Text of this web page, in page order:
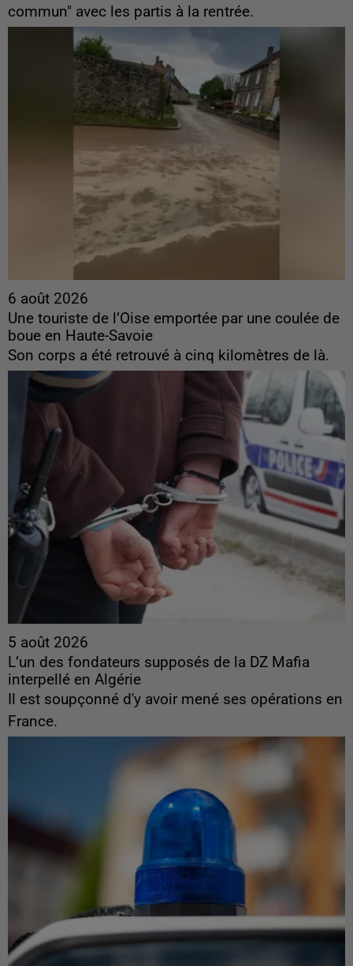
commun" avec les partis à la rentrée.
6 août 2026
Une touriste de l’Oise emportée par une coulée de
boue en Haute-Savoie
Son corps a été retrouvé à cinq kilomètres de là.
5 août 2026
L’un des fondateurs supposés de la DZ Mafia
interpellé en Algérie
Il est soupçonné d'y avoir mené ses opérations en
France.